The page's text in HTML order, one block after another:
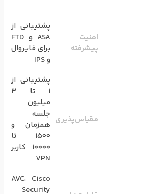
امنیت
پیشرفته
پشتیبانی از
ASA و FTD
برای فایروال
و IPS
مقیاس‌پذیری
پشتیبانی از
1 تا 3
میلیون
جلسه
همزمان و
1500 تا
10000 کاربر
VPN
AVC، Cisco
Security